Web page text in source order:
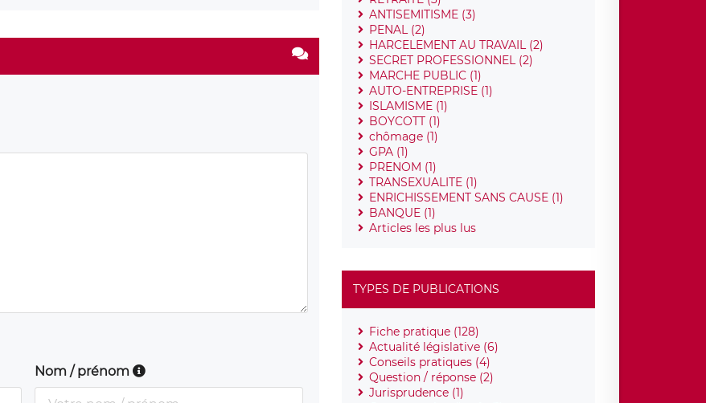
Nom / prénom
ANTISEMITISME (3)
PENAL (2)
HARCELEMENT AU TRAVAIL (2)
SECRET PROFESSIONNEL (2)
MARCHE PUBLIC (1)
AUTO-ENTREPRISE (1)
ISLAMISME (1)
BOYCOTT (1)
chômage (1)
GPA (1)
PRENOM (1)
TRANSEXUALITE (1)
ENRICHISSEMENT SANS CAUSE (1)
BANQUE (1)
Articles les plus lus
TYPES DE PUBLICATIONS
Fiche pratique (128)
Actualité législative (6)
Conseils pratiques (4)
Question / réponse (2)
Jurisprudence (1)